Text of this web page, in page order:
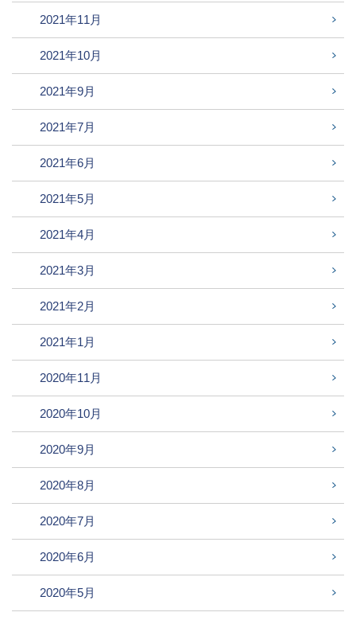
2021年11月
2021年10月
2021年9月
2021年7月
2021年6月
2021年5月
2021年4月
2021年3月
2021年2月
2021年1月
2020年11月
2020年10月
2020年9月
2020年8月
2020年7月
2020年6月
2020年5月